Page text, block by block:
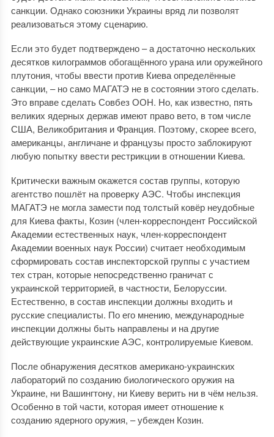
санкции. Однако союзники Украины вряд ли позволят
реализоваться этому сценарию.
Если это будет подтверждено – а достаточно нескольких
десятков килограммов обогащённого урана или оружейного
плутония, чтобы ввести против Киева определённые
санкции, – но само МАГАТЭ не в состоянии этого сделать.
Это вправе сделать Совбез ООН. Но, как известно, пять
великих ядерных держав имеют право вето, в том числе
США, Великобритания и Франция. Поэтому, скорее всего,
американцы, англичане и французы просто заблокируют
любую попытку ввести рестрикции в отношении Киева.
Критически важным окажется состав группы, которую
агентство пошлёт на проверку АЭС. Чтобы инспекция
МАГАТЭ не могла замести под толстый ковёр неудобные
для Киева факты, Козин (член-корреспондент Российской
Академии естественных наук, член-корреспондент
Академии военных наук России) считает необходимым
сформировать состав инспекторской группы с участием
тех стран, которые непосредственно граничат с
украинской территорией, в частности, Белоруссии.
Естественно, в состав инспекции должны входить и
русские специалисты. По его мнению, международные
инспекции должны быть направлены и на другие
действующие украинские АЭС, контролируемые Киевом.
После обнаружения десятков американо-украинских
лабораторий по созданию биологического оружия на
Украине, ни Вашингтону, ни Киеву верить ни в чём нельзя.
Особенно в той части, которая имеет отношение к
созданию ядерного оружия, – убежден Козин.